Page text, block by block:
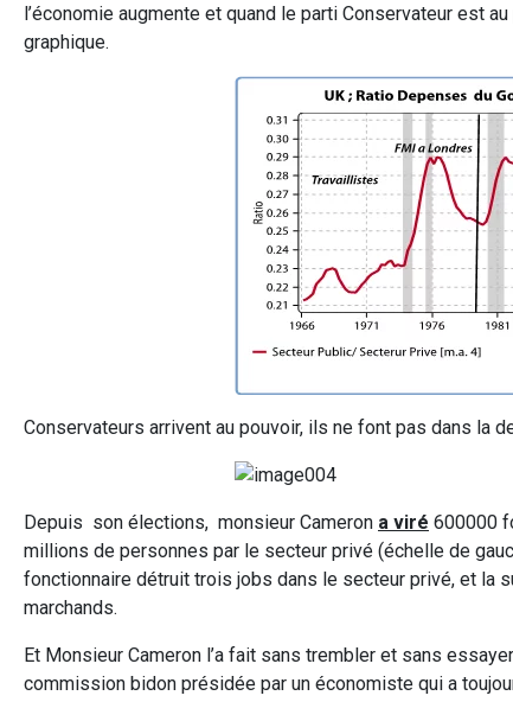
l’économie augmente et quand le parti Conservateur est
graphique.
Conservateurs arrivent au pouvoir, ils ne font pas dans la
Depuis son élections, monsieur Cameron a viré 600000
millions de personnes par le secteur privé (échelle de
fonctionnaire détruit trois jobs dans le secteur privé, et la
marchands.
Et Monsieur Cameron l’a fait sans trembler et sans
commission bidon présidée par un économiste qui a